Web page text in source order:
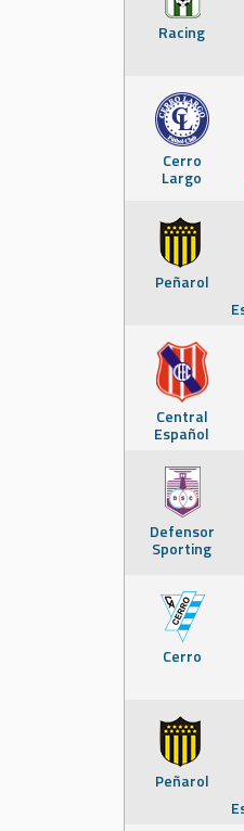
Racing
Cerro
Largo
Peñarol
Central
Español
Defensor
Sporting
Cerro
Peñarol